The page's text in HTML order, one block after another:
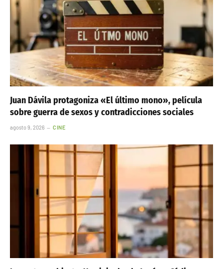
Juan Dávila protagoniza «El último mono», película
sobre guerra de sexos y contradicciones sociales
agosto 9, 2026 CINE